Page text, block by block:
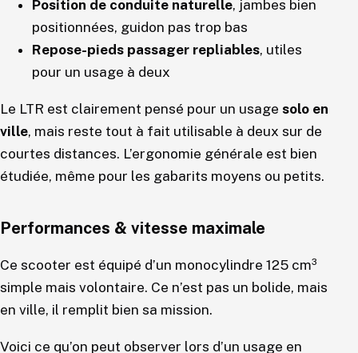
Position de conduite naturelle, jambes bien
positionnées, guidon pas trop bas
Repose-pieds passager repliables, utiles
pour un usage à deux
Le LTR est clairement pensé pour un usage solo en
ville, mais reste tout à fait utilisable à deux sur de
courtes distances. L’ergonomie générale est bien
étudiée, même pour les gabarits moyens ou petits.
Performances & vitesse maximale
Ce scooter est équipé d’un monocylindre 125 cm³
simple mais volontaire. Ce n’est pas un bolide, mais
en ville, il remplit bien sa mission.
Voici ce qu’on peut observer lors d’un usage en